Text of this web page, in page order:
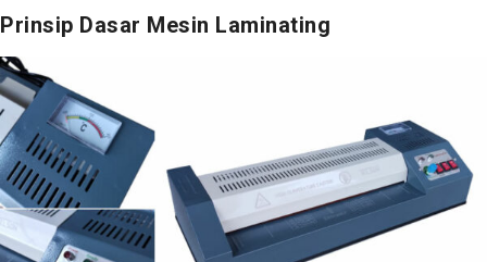
Prinsip Dasar Mesin Laminating